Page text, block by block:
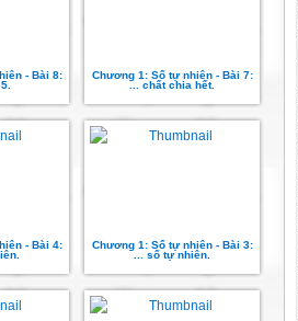
- Bài 8:
Chương 1: Số tự nhiên - Bài 7:
... chất chia hết.
- Bài 4:
Chương 1: Số tự nhiên - Bài 3:
... số tự nhiên.